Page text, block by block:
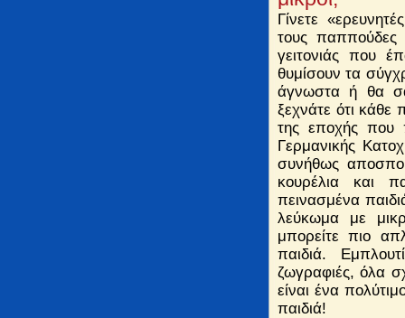
Γίνετε
τους παππούδες
γειτονιάς που
θυμίσουν τα
άγνωστα ή θα
ξεχνάτε ότι κάθε
της εποχής που
Γερμανικής
συνήθως
κουρέλια και
πεινασμένα
λεύκωμα με
μπορείτε πιο
παιδιά.
ζωγραφιές, όλα
είναι ένα
παιδιά!